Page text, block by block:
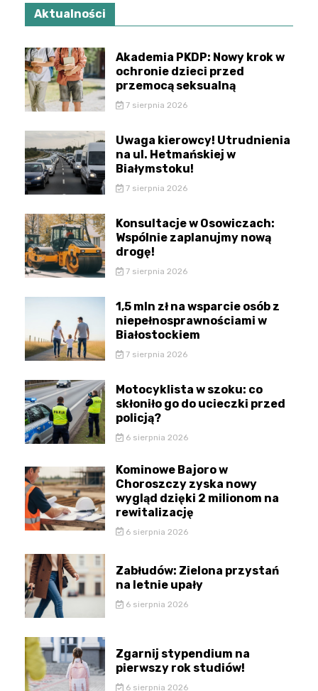
Aktualności
Akademia PKDP: Nowy krok w
ochronie dzieci przed
przemocą seksualną
7 sierpnia 2026
Uwaga kierowcy! Utrudnienia
na ul. Hetmańskiej w
Białymstoku!
7 sierpnia 2026
Konsultacje w Osowiczach:
Wspólnie zaplanujmy nową
drogę!
7 sierpnia 2026
1,5 mln zł na wsparcie osób z
niepełnosprawnościami w
Białostockiem
7 sierpnia 2026
Motocyklista w szoku: co
skłoniło go do ucieczki przed
policją?
6 sierpnia 2026
Kominowe Bajoro w
Choroszczy zyska nowy
wygląd dzięki 2 milionom na
rewitalizację
6 sierpnia 2026
Zabłudów: Zielona przystań
na letnie upały
6 sierpnia 2026
Zgarnij stypendium na
pierwszy rok studiów!
6 sierpnia 2026